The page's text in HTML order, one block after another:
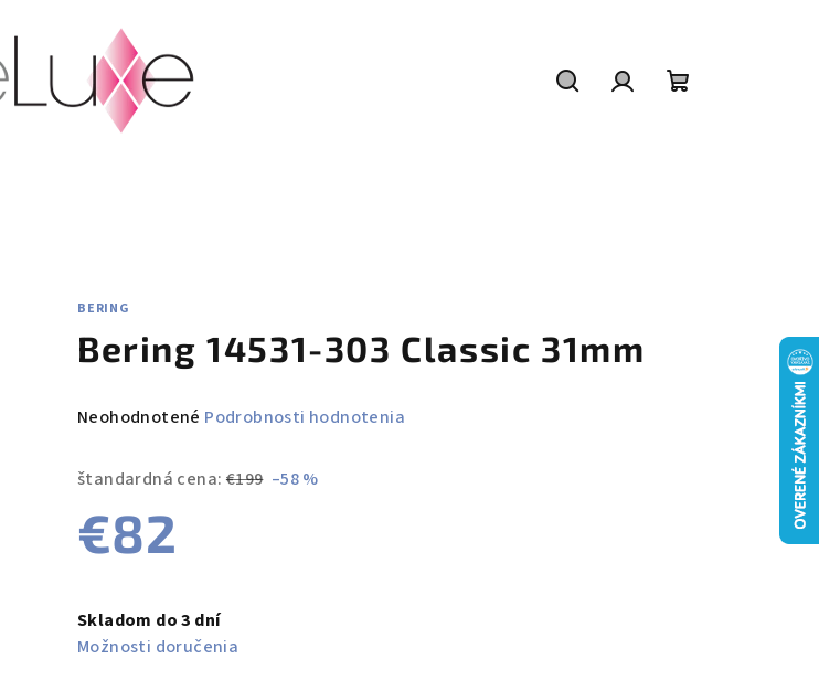
BERING
Bering 14531-303 Classic 31mm
Priemerné
produktu
0,0
z
Neohodnotené Podrobnosti hodnotenia
štandardná cena: €199 –58 %
€82
cena:
Skladom do 3 dní
Možnosti doručenia